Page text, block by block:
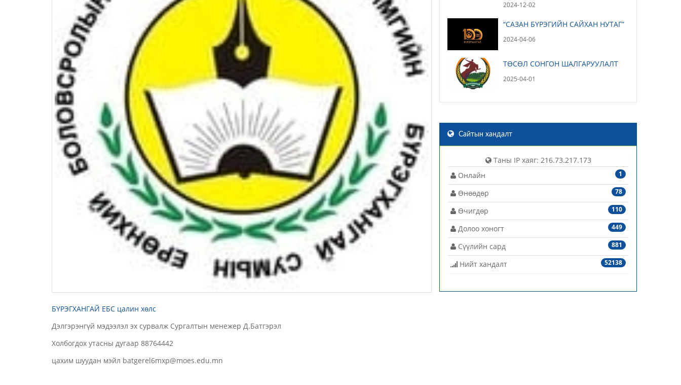
БҮРЭГХАНГАЙ ЕБС цалин хөлс
Дэлгэрэнгүй мэдээлэл эх сурвалж Сургалтын менежер Д.Батгэрэл
Холбогдох утасны дугаар 88764442
цахим шуудан мэйл batgerel6mxp@moes.edu.mn
2024-12-02
“САЗАН БҮРЭГИЙН САЙХАН НУТАГ”
2024-04-06
ТӨСӨЛ СОНГОН ШАЛГАРУУЛАЛТ
2025-04-01
Сайтын хандалт
Таны IP хаяг: 216.73.217.173
1
Онлайн
78
Өнөөдөр
110
Өчигдөр
449
Долоо хоногт
881
Сүүлийн сард
52138
Нийт хандалт